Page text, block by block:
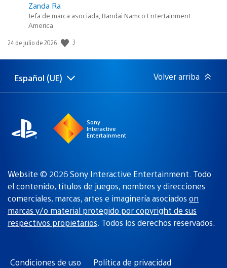
Zanda Ra
Jefa de marca asociada, Bandai Namco Entertainment
America
Fecha
publicación:
24 de julio de 2026 3
Selecciona
Región
Español (UE) Volver arriba
Sony
Interactive
Entertainment
Website © 2026 Sony Interactive Entertainment. Todo
el contenido, títulos de juegos, nombres y direcciones
comerciales, marcas, artes e imaginería asociados on
marcas y/o material protegido por copyright de sus
respectivos propietarios. Todos los derechos reservados.
Condiciones de uso Política de privacidad